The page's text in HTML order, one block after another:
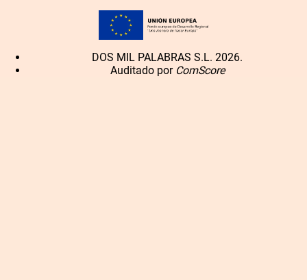
DOS MIL PALABRAS S.L. 2026.
Auditado por ComScore